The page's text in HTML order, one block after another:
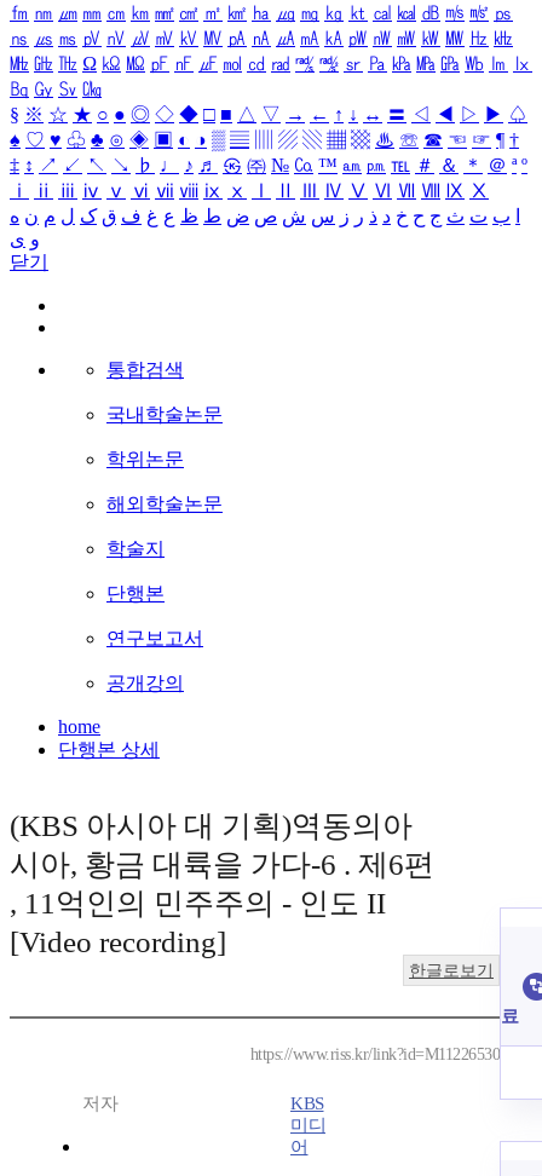
㎙ ㎚ ㎛ ㎜ ㎝ ㎞ ㎟ ㎠ ㎡ ㎢ ㏊ ㎍ ㎎ ㎏ ㏏ ㎈ ㎉ ㏈ ㎧ ㎨ ㎰
㎱ ㎲ ㎳ ㎴ ㎵ ㎶ ㎷ ㎸ ㎹ ㎀ ㎁ ㎂ ㎃ ㎄ ㎺ ㎻ ㎽ ㎾ ㎿ ㎐ ㎑
㎒ ㎓ ㎔ Ω ㏀ ㏁ ㎊ ㎋ ㎌ ㏖ ㏅ ㎭ ㎮ ㎯ ㏛ ㎩ ㎪ ㎫ ㎬ ㏝ ㏐
㏓
㏃ ㏉ ㏜ ㏆
§ ※ ☆ ★ ○ ● ◎ ◇ ◆ □ ■ △ ▽ → ← ↑ ↓ ↔ 〓 ◁ ◀ ▷ ▶ ♤
♠ ♡ ♥ ♧ ♣ ⊙ ◈ ▣ ◐ ◑ ▒ ▤ ▨ ▧ ▦ ▩ ♨ ☏ ☎ ☜ ☞ ¶ †
‡ ↕ ↗ ↙ ↖ ↘ ♭ ♩ ♪ ♬ ㉿ ㈜ № ㏇ ™ ㏂ ㏘ ℡ ＃ ＆ ＊ ＠ ª º
ⅰ
ⅱ ⅲ ⅳ ⅴ ⅵ ⅶ ⅷ ⅸ ⅹ Ⅳ Ⅴ Ⅵ Ⅶ Ⅷ Ⅸ Ⅹ
ب ت ث ج ح خ د ذ ر ز س ش ص ض ط ظ ع غ ف ق ک ل م ن ه
و ی
닫기
통합검색
국내학술논문
학위논문
해외학술논문
학술지
단행본
연구보고서
공개강의
home
단행본 상세
(KBS 아시아 대 기획)역동의아
시아, 황금 대륙을 가다-6 . 제6편
, 11억인의 민주주의 - 인도 II
[Video recording]
한글로보기
https://www.riss.kr/link?id=M11226530
저자
KBS
미디
어
료